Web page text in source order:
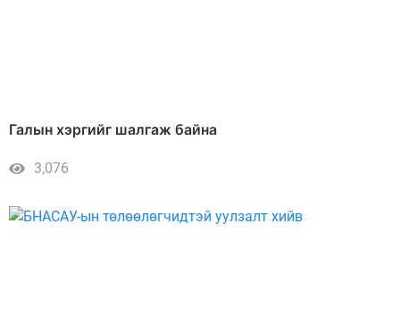
Галын хэргийг шалгаж байна
3,076